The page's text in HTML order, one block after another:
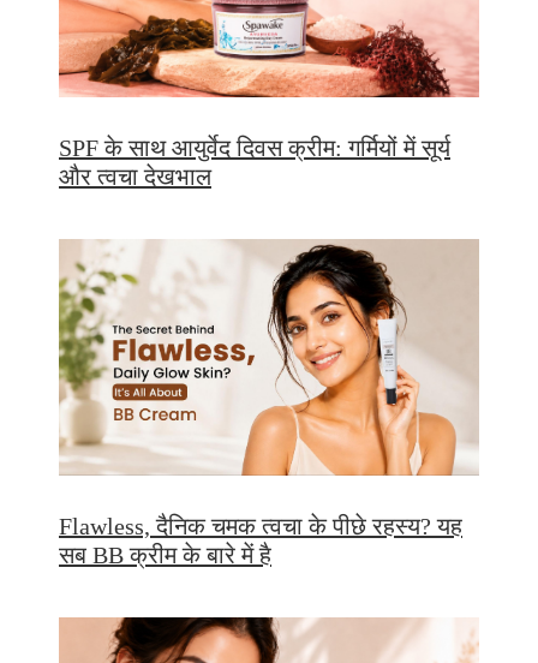
SPF के साथ आयुर्वेद दिवस क्रीम: गर्मियों में सूर्य
और त्वचा देखभाल
Flawless, दैनिक चमक त्वचा के पीछे रहस्य? यह
सब BB क्रीम के बारे में है